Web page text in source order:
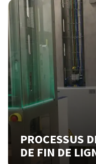
PROCESSUS
DE FIN DE